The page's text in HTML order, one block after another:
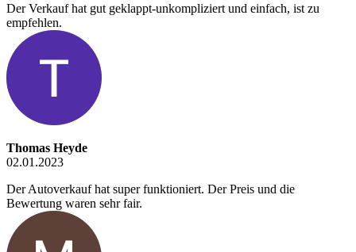
Der Verkauf hat gut geklappt-unkompliziert und einfach, ist zu
empfehlen.
Thomas Heyde
02.01.2023
Der Autoverkauf hat super funktioniert. Der Preis und die
Bewertung waren sehr fair.